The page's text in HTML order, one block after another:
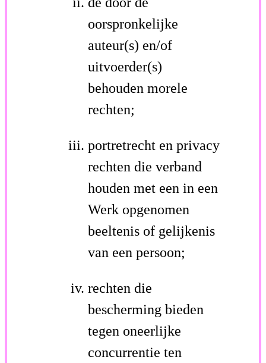
oorspronkelijke
auteur(s) en/of
uitvoerder(s)
behouden morele
rechten;
portretrecht en privacy
rechten die verband
houden met een in een
Werk opgenomen
beeltenis of gelijkenis
van een persoon;
rechten die
bescherming bieden
tegen oneerlijke
concurrentie ten